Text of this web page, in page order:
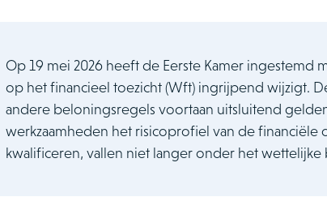
Op 19 mei 2026 heeft de Eerste Kamer
op het financieel toezicht (Wft) ingrijpend wijzigt.
andere beloningsregels voortaan uitsluitend
werkzaamheden het risicoprofiel van de
kwalificeren, vallen niet langer onder het wettelijke